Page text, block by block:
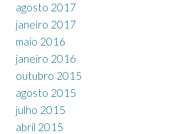
agosto 2017
janeiro 2017
maio 2016
janeiro 2016
outubro 2015
agosto 2015
julho 2015
abril 2015